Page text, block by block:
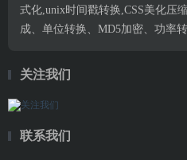
式化,unix时间戳转换,CSS美化压
成、单位转换、MD5加密、功率
关注我们
联系我们